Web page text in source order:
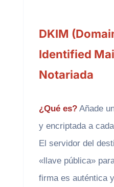
DKIM
Identified
Notariada
¿Qué es?Añade
y encriptada a
El servidor del
«llave pública»
firma es auténtica